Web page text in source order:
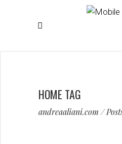
HOME TAG
andreaaliani.com /